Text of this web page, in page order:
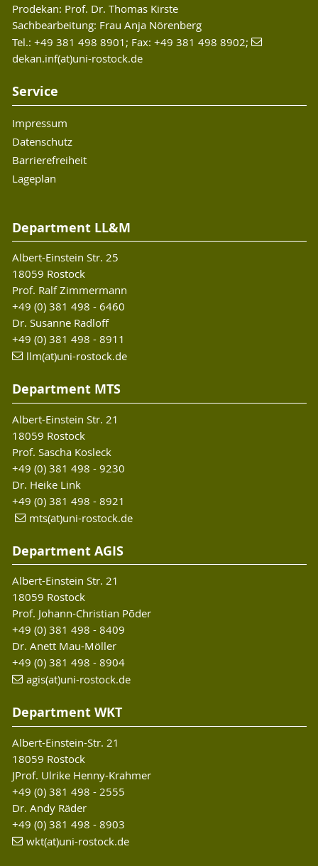
Prodekan: Prof. Dr. Thomas Kirste
Sachbearbeitung: Frau Anja Nörenberg
Tel.: +49 381 498 8901; Fax: +49 381 498 8902;
dekan.inf(at)uni-rostock.de
Service
Impressum
Datenschutz
Barrierefreiheit
Lageplan
Department LL&M
Albert-Einstein Str. 25
18059 Rostock
Prof. Ralf Zimmermann
+49 (0) 381 498 - 6460
Dr. Susanne Radloff
+49 (0) 381 498 - 8911
llm(at)uni-rostock.de
Department MTS
Albert-Einstein Str. 21
18059 Rostock
Prof. Sascha Kosleck
+49 (0) 381 498 - 9230
Dr. Heike Link
+49 (0) 381 498 - 8921
mts(at)uni-rostock.de
Department AGIS
Albert-Einstein Str. 21
18059 Rostock
Prof. Johann-Christian Põder
+49 (0) 381 498 - 8409
Dr. Anett Mau-Möller
+49 (0) 381 498 - 8904
agis(at)uni-rostock.de
Department WKT
Albert-Einstein-Str. 21
18059 Rostock
JProf. Ulrike Henny-Krahmer
+49 (0) 381 498 - 2555
Dr. Andy Räder
+49 (0) 381 498 - 8903
wkt(at)uni-rostock.de